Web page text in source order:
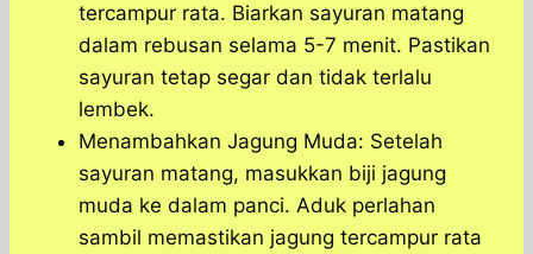
tercampur rata. Biarkan sayuran matang
dalam rebusan selama 5-7 menit. Pastikan
sayuran tetap segar dan tidak terlalu
lembek.
Menambahkan Jagung Muda: Setelah
sayuran matang, masukkan biji jagung
muda ke dalam panci. Aduk perlahan
sambil memastikan jagung tercampur rata